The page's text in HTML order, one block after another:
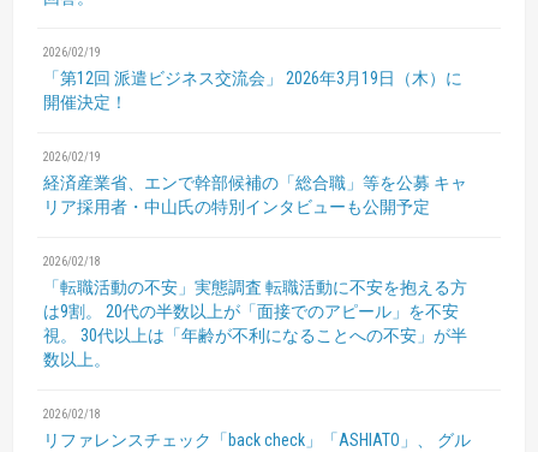
2026/02/19
「第12回 派遣ビジネス交流会」
2026年3月19日（木）に
開催決定！
2026/02/19
経済産業省、エンで幹部候補の「総合職」等を公募 キャ
リア採用者・中山氏の特別インタビューも公開予定
2026/02/18
「転職活動の不安」実態調査 転職活動に不安を抱える方
は9割。
20代の半数以上が「面接でのアピール」を不安
視。
30代以上は「年齢が不利になることへの不安」が半
数以上。
2026/02/18
リファレンスチェック「back check」「ASHIATO」、
グル